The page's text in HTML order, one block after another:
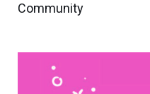
Community